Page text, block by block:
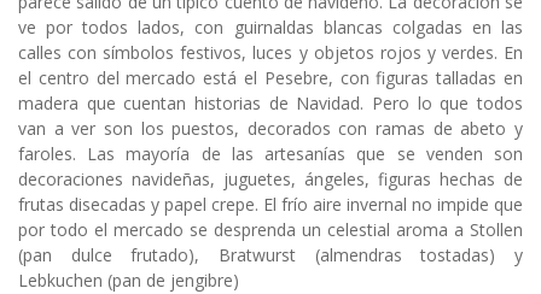
ve por todos lados, con guirnaldas blancas colgadas en las
calles con símbolos festivos, luces y objetos rojos y verdes. En
el centro del mercado está el Pesebre, con figuras talladas en
madera que cuentan historias de Navidad. Pero lo que todos
van a ver son los puestos, decorados con ramas de abeto y
faroles. Las mayoría de las artesanías que se venden son
decoraciones navideñas, juguetes, ángeles, figuras hechas de
frutas disecadas y papel crepe. El frío aire invernal no impide que
por todo el mercado se desprenda un celestial aroma a Stollen
(pan dulce frutado), Bratwurst (almendras tostadas) y
Lebkuchen (pan de jengibre)